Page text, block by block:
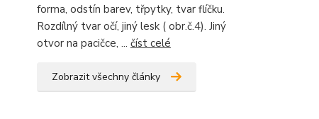
forma, odstín barev, třpytky, tvar flíčku.
Rozdílný tvar očí, jiný lesk ( obr.č.4). Jiný
otvor na pacičce, ... číst celé
Zobrazit všechny články